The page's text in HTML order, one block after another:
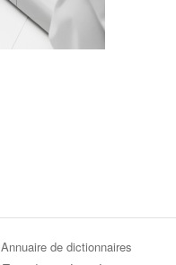
Annuaire de dictionnaires